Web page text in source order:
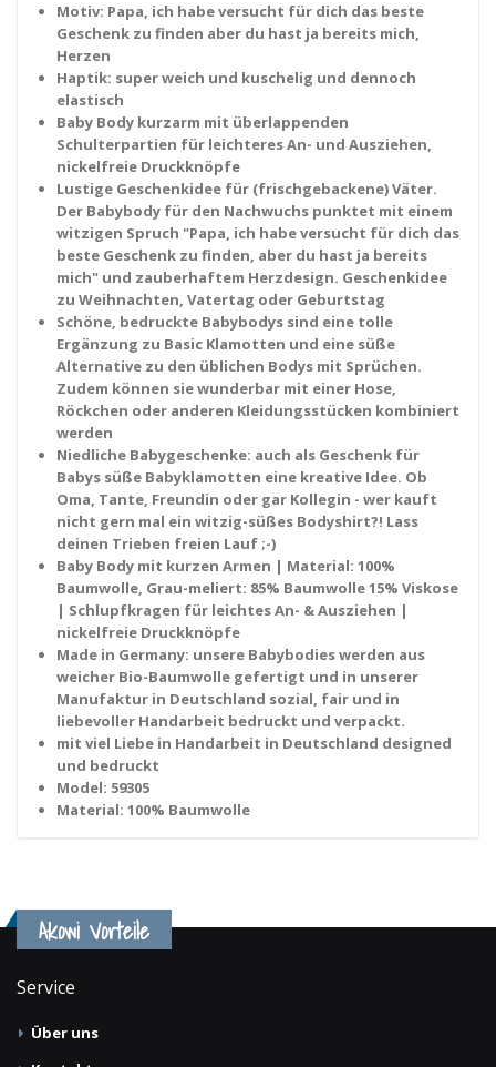
Motiv: Papa, ich habe versucht für dich das beste
Geschenk zu finden aber du hast ja bereits mich,
Herzen
Haptik: super weich und kuschelig und dennoch
elastisch
Baby Body kurzarm mit überlappenden
Schulterpartien für leichteres An- und Ausziehen,
nickelfreie Druckknöpfe
Lustige Geschenkidee für (frischgebackene) Väter.
Der Babybody für den Nachwuchs punktet mit einem
witzigen Spruch "Papa, ich habe versucht für dich das
beste Geschenk zu finden, aber du hast ja bereits
mich" und zauberhaftem Herzdesign. Geschenkidee
zu Weihnachten, Vatertag oder Geburtstag
Schöne, bedruckte Babybodys sind eine tolle
Ergänzung zu Basic Klamotten und eine süße
Alternative zu den üblichen Bodys mit Sprüchen.
Zudem können sie wunderbar mit einer Hose,
Röckchen oder anderen Kleidungsstücken kombiniert
werden
Niedliche Babygeschenke: auch als Geschenk für
Babys süße Babyklamotten eine kreative Idee. Ob
Oma, Tante, Freundin oder gar Kollegin - wer kauft
nicht gern mal ein witzig-süßes Bodyshirt?! Lass
deinen Trieben freien Lauf ;-)
Baby Body mit kurzen Armen | Material: 100%
Baumwolle, Grau-meliert: 85% Baumwolle 15% Viskose
| Schlupfkragen für leichtes An- & Ausziehen |
nickelfreie Druckknöpfe
Made in Germany: unsere Babybodies werden aus
weicher Bio-Baumwolle gefertigt und in unserer
Manufaktur in Deutschland sozial, fair und in
liebevoller Handarbeit bedruckt und verpackt.
mit viel Liebe in Handarbeit in Deutschland designed
und bedruckt
Model: 59305
Material: 100% Baumwolle
Akowi Vorteile
Service
Über uns